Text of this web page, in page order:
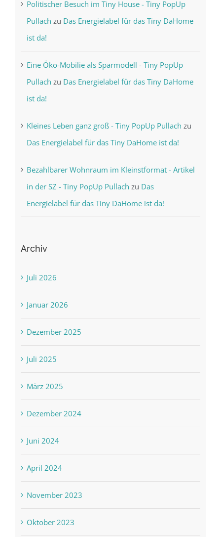
Politischer Besuch im Tiny House - Tiny PopUp
Pullach zu Das Energielabel für das Tiny DaHome
ist da!
Eine Öko-Mobilie als Sparmodell - Tiny PopUp
Pullach zu Das Energielabel für das Tiny DaHome
ist da!
Kleines Leben ganz groß - Tiny PopUp Pullach zu
Das Energielabel für das Tiny DaHome ist da!
Bezahlbarer Wohnraum im Kleinstformat - Artikel
in der SZ - Tiny PopUp Pullach zu Das
Energielabel für das Tiny DaHome ist da!
Archiv
Juli 2026
Januar 2026
Dezember 2025
Juli 2025
März 2025
Dezember 2024
Juni 2024
April 2024
November 2023
Oktober 2023